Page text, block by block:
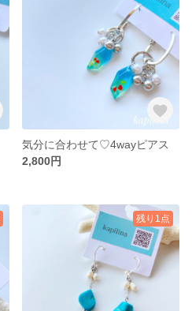
気分に合わせて♡4wayピアス
2,800円
残り1点